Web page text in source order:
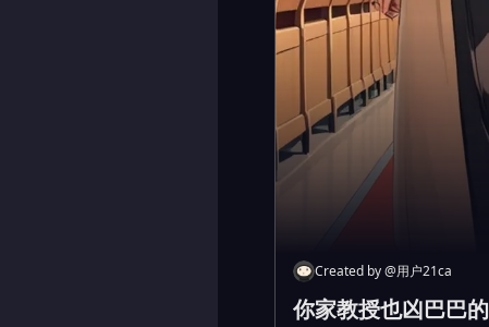
Created by@用户21ca
你家教授也凶巴巴的